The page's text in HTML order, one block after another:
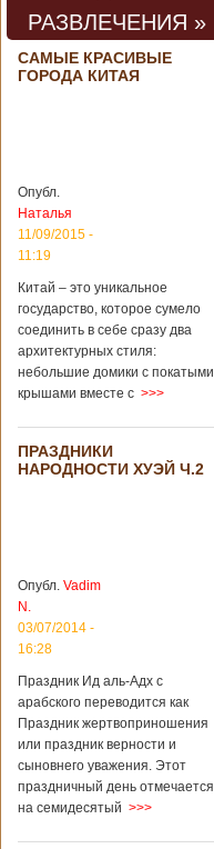
РАЗВЛЕЧЕНИЯ »
САМЫЕ КРАСИВЫЕ
ГОРОДА КИТАЯ
Опубл.
Наталья
11/09/2015 -
11:19
Китай – это уникальное
государство, которое сумело
соединить в себе сразу два
архитектурных стиля:
небольшие домики с покатыми
крышами вместе с >>>
ПРАЗДНИКИ
НАРОДНОСТИ ХУЭЙ Ч.2
Опубл. Vadim
N.
03/07/2014 -
16:28
Праздник Ид аль-Адх с
арабского переводится как
Праздник жертвоприношения
или праздник верности и
сыновнего уважения. Этот
праздничный день отмечается
на семидесятый >>>